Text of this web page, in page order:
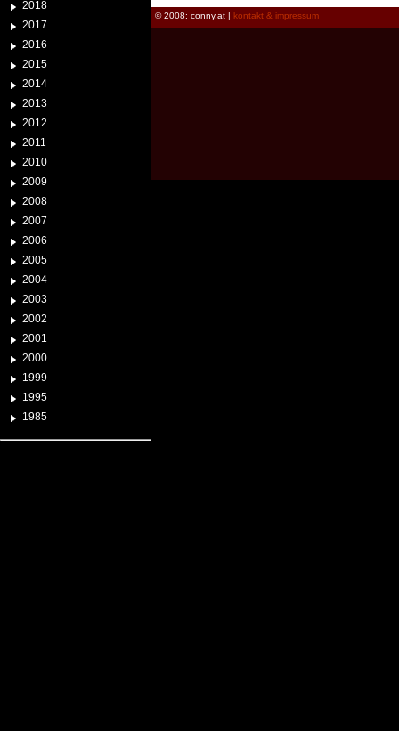
2018
2017
2016
2015
2014
2013
2012
2011
2010
2009
2008
2007
2006
2005
2004
2003
2002
2001
2000
1999
1995
1985
© 2008: conny.at | kontakt & impressum